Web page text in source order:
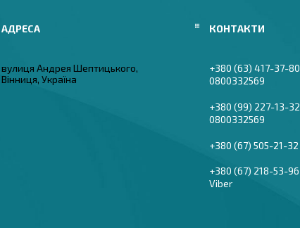
вулиця Андрея Шептицького,
Вінниця, Україна
+380 (63) 417-37-80
0800332569
+380 (99) 227-13-32
0800332569
+380 (67) 505-21-32
+380 (67) 218-53-96
Viber